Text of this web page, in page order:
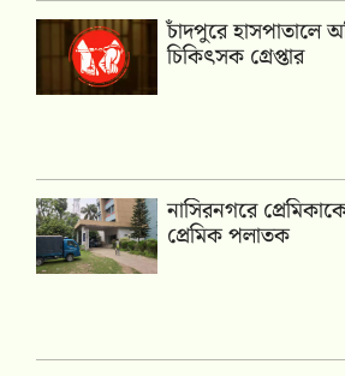
চাঁদপুরে হাসপাতালে
চিকিৎসক গ্রেপ্তার
নাসিরনগরে
প্রেমিক পলাতক